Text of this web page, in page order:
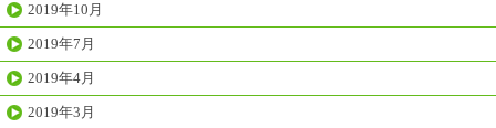
2019年10月
2019年7月
2019年4月
2019年3月